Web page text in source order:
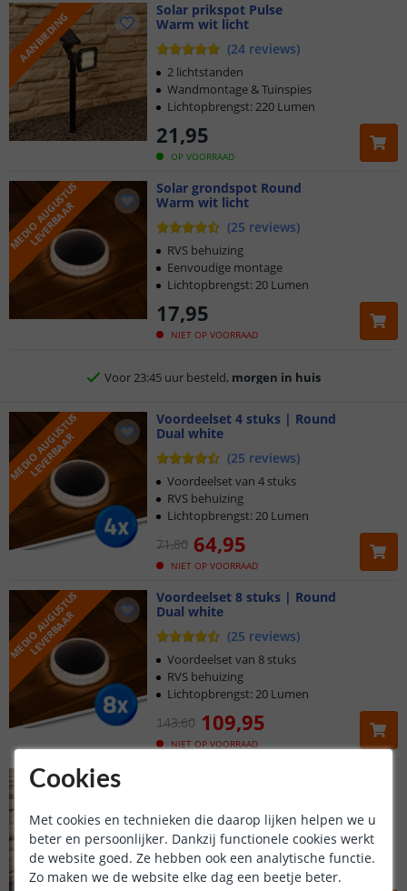
AANBIEDING
Solar prikspot Pulse
Warm wit licht
(24 reviews)
OP VOORRAAD
21,95
2 lichtstanden
Wandmontage & Tuinspies
Lichtopbrengst: 220 Lumen
M
E
D
I
O
A
U
G
U
S
T
U
S
L
E
V
E
R
B
A
A
R
Solar grondspot Round
Warm wit licht
(25 reviews)
NIET OP VOORRAAD
17,95
RVS behuizing
Eenvoudige montage
Lichtopbrengst: 20 Lumen
Klantbeoordeling 9.1
Gratisverzending vanaf € 20,-
Klantbeoordeling 9.1
Voor 23:45 uur besteld,morgen in huis
M
E
D
I
O
A
U
G
U
S
T
U
S
L
E
V
E
R
B
A
A
R
Voordeelset 4 stuks | Round
Dual white
(25 reviews)
NIET OP VOORRAAD
71,80 64,95
Voordeelset van 4 stuks
RVS behuizing
Lichtopbrengst: 20 Lumen
M
E
D
I
O
A
U
G
U
S
T
U
S
L
E
V
E
R
B
A
A
R
Voordeelset 8 stuks | Round
Dual white
(25 reviews)
NIET OP VOORRAAD
143,60 109,95
Voordeelset van 8 stuks
RVS behuizing
Lichtopbrengst: 20 Lumen
(42 reviews
Verstelbaar solarpaneel
Wandmontage & Tuinspies
Lichtopbrengst: 250 Lumen
Cookies
Met cookies en technieken die daarop lijken helpen we u
beter en persoonlijker. Dankzij functionele cookies werkt
de website goed. Ze hebben ook een analytische functie.
Zo maken we de website elke dag een beetje beter.